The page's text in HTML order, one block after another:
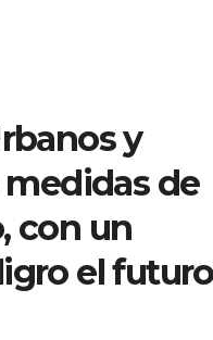
y
de
con un
el futuro